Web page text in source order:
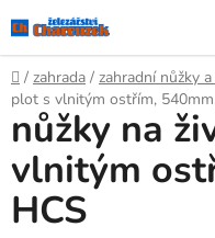
na
obsah
Domů
/ zahrada / zahradní nůžky
plot s vlnitým ostřím,
nůžky na
vlnitým
HCS